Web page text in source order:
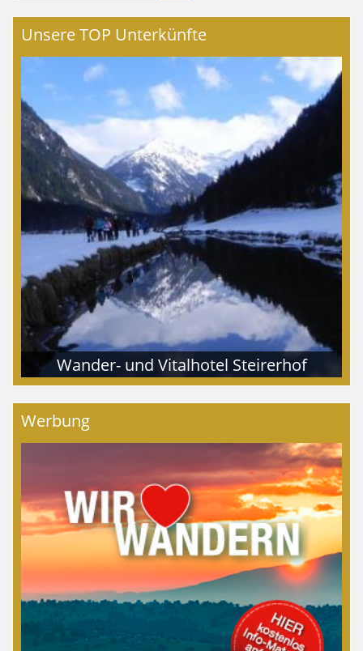
Unsere TOP Unterkünfte
Wander- und Vitalhotel Steirerhof
Werbung